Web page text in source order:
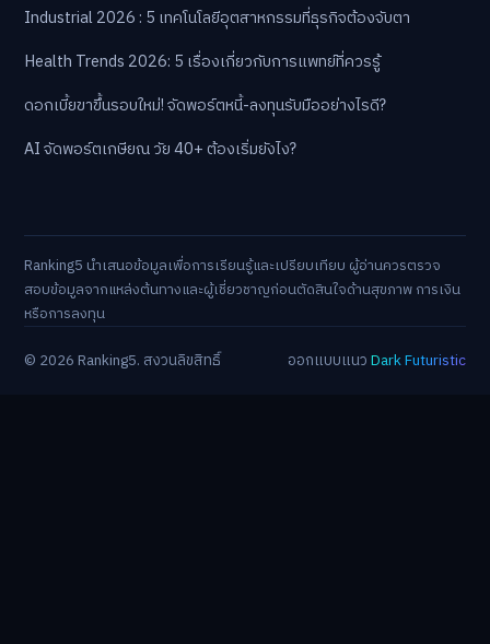
Industrial 2026 : 5 เทคโนโลยีอุตสาหกรรมที่ธุรกิจต้องจับตา
Health Trends 2026: 5 เรื่องเกี่ยวกับการแพทย์ที่ควรรู้
ดอกเบี้ยขาขึ้นรอบใหม่! จัดพอร์ตหนี้-ลงทุนรับมืออย่างไรดี?
AI จัดพอร์ตเกษียณ วัย 40+ ต้องเริ่มยังไง?
Ranking5 นำเสนอข้อมูลเพื่อการเรียนรู้และเปรียบเทียบ ผู้อ่านควรตรวจ
สอบข้อมูลจากแหล่งต้นทางและผู้เชี่ยวชาญก่อนตัดสินใจด้านสุขภาพ การเงิน
หรือการลงทุน
© 2026 Ranking5. สงวนลิขสิทธิ์
ออกแบบแนวDark Futuristic